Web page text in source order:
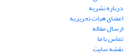
درباره نشریه
اعضای هیات تحریریه
ارسال مقاله
تماس با ما
نقشه سایت